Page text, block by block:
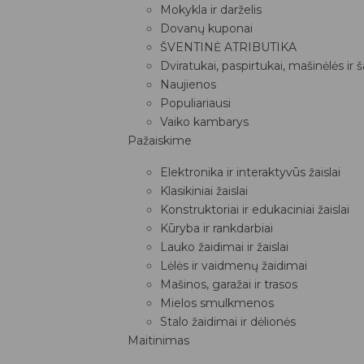
Mokykla ir darželis
Dovanų kuponai
ŠVENTINĖ ATRIBUTIKA
Dviratukai, paspirtukai, mašinėlės ir
Naujienos
Populiariausi
Vaiko kambarys
Pažaiskime
Elektronika ir interaktyvūs žaislai
Klasikiniai žaislai
Konstruktoriai ir edukaciniai žaislai
Kūryba ir rankdarbiai
Lauko žaidimai ir žaislai
Lėlės ir vaidmenų žaidimai
Mašinos, garažai ir trasos
Mielos smulkmenos
Stalo žaidimai ir dėlionės
Maitinimas